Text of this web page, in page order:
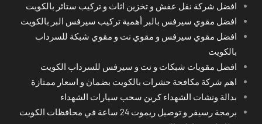
افضل شركة نقل عفش و تخزين اثاث و تركيب ستائر بالكويت
افضل مقوي سيرفس بالبر أهمية تركيب سيرفس البر بالكويت
افضل مقوي سيرفس و مقوي نت و مقوي شبكة للسرداب
بالكويت
افضل مقويات شبكات و نت و سيرفس للسرداب الكويت
اهم شركة مكافحة حشرات بالكويت بضمان و اسعار ممتازة
بدالة ونشات الشهداء كرين سحب سيارات الشهداء
برمجة رسيفر و توصيل ريموت 24 ساعة في محافظات الكويت